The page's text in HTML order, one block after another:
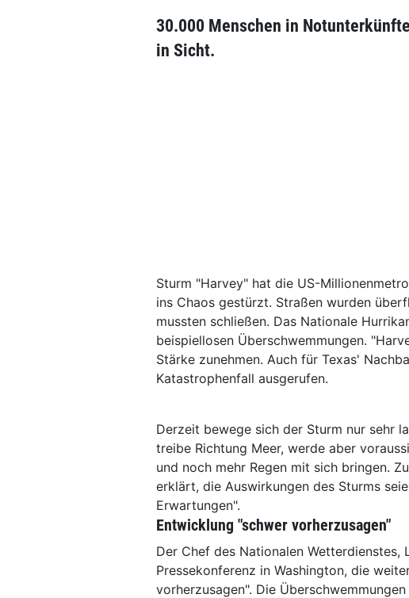
30.000 Menschen in
in Sicht.
Sturm "Harvey" hat die US-
ins Chaos gestürzt. Straßen wurden
mussten schließen. Das Nationale
beispiellosen Überschwemmungen.
Stärke zunehmen. Auch für Texas'
Katastrophenfall ausgerufen.
Derzeit bewege sich der Sturm nur sehr
treibe Richtung Meer, werde aber
und noch mehr Regen mit sich bringen.
erklärt, die Auswirkungen des Sturms
Erwartungen".
Entwicklung "schwer vorherzusagen"
Der Chef des Nationalen Wetterdienstes,
Pressekonferenz in Washington, die
vorherzusagen". Die